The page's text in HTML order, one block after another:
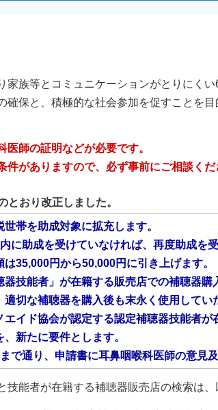
家族等とコミュニケーションがとりにく
確保と、積極的な社会参加を促すことを
医師の証明などが必要です。
件がありますので、必ず事前にご相談くだ
とおり改正しました。
助成対象に拡充します。
を受けていなければ、再度助成を受
円から50,000円に引き上げます。
者」が在籍する販売店での補聴器購入
切な補聴器を購入後も末永く使用してい
イド協会が認定する認定補聴器技能者が
新たに要件とします。
り、申請書に耳鼻咽喉科医師の意見及
能者が在籍する補聴器販売店の検索は、